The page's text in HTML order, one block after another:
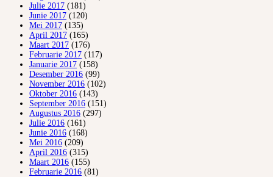
Julie 2017 (181)
Junie 2017 (120)
Mei 2017 (135)
April 2017 (165)
Maart 2017 (176)
Februarie 2017 (117)
Januarie 2017 (158)
Desember 2016 (99)
November 2016 (102)
Oktober 2016 (143)
September 2016 (151)
Augustus 2016 (297)
Julie 2016 (161)
Junie 2016 (168)
Mei 2016 (209)
April 2016 (315)
Maart 2016 (155)
Februarie 2016 (81)